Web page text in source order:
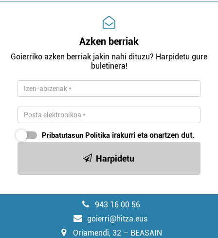
Azken berriak
Goierriko azken berriak jakin nahi dituzu? Harpidetu gure
buletinera!
Pribatutasun Politika irakurri eta onartzen dut.
Harpidetu
943 16 00 56
goierri@hitza.eus
Oriamendi, 32 – BEASAIN